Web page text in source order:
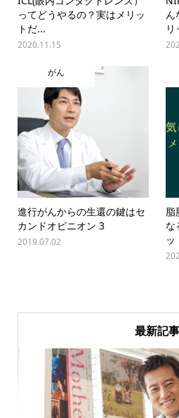
ってどうやるの？実はメリッ
トだ...
2020.11.15
ん
リ
がん
進行がんからの生還の鍵はセ
カンドオピニオン 3
2019.07.02
脂
な
ッ
最新記事